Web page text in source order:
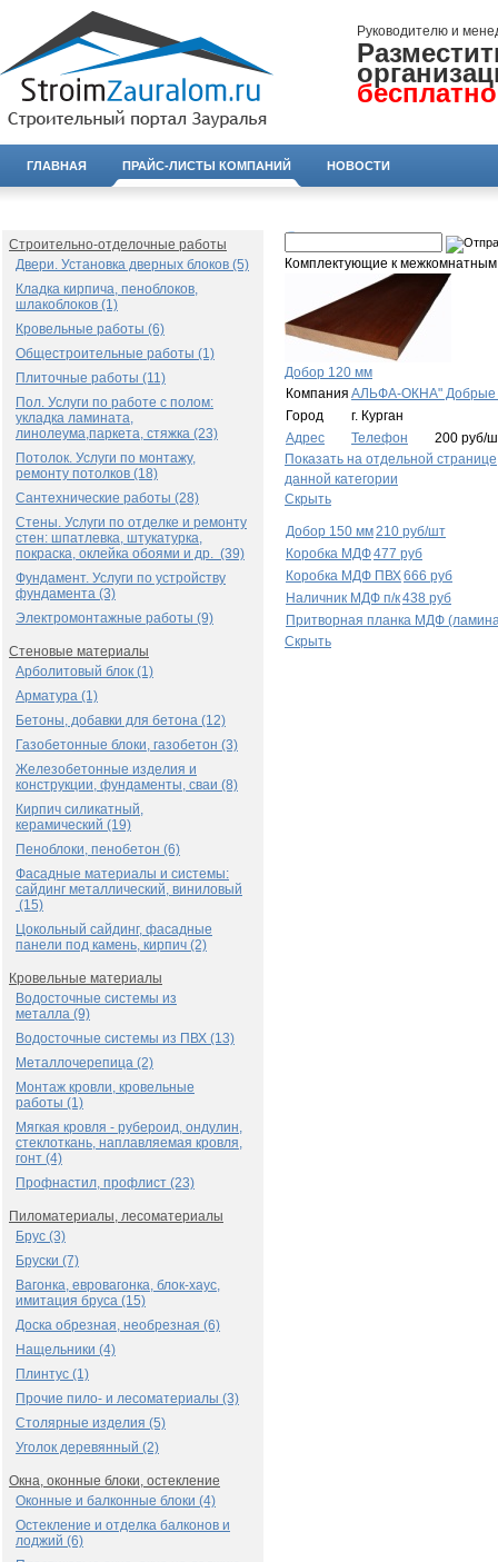
Руководителю и
бесплатно
ГЛАВНАЯ ПРАЙС-ЛИСТЫ КОМПАНИЙ НОВОСТИ
Строительно-отделочные работы
Двери. Установка дверных блоков (5)
Кладка кирпича, пеноблоков,
шлакоблоков (1)
Кровельные работы (6)
Общестроительные работы (1)
Плиточные работы (11)
Пол. Услуги по работе с полом:
укладка ламината,
линолеума,паркета, стяжка (23)
Потолок. Услуги по монтажу,
ремонту потолков (18)
Сантехнические работы (28)
Стены. Услуги по отделке и ремонту
стен: шпатлевка, штукатурка,
покраска, оклейка обоями и др. (39)
Фундамент. Услуги по устройству
фундамента (3)
Электромонтажные работы (9)
Стеновые материалы
Арболитовый блок (1)
Арматура (1)
Бетоны, добавки для бетона (12)
Газобетонные блоки, газобетон (3)
Железобетонные изделия и
конструкции, фундаменты, сваи (8)
Кирпич силикатный,
керамический (19)
Пеноблоки, пенобетон (6)
Фасадные материалы и системы:
сайдинг металлический, виниловый
(15)
Цокольный сайдинг, фасадные
панели под камень, кирпич (2)
Кровельные материалы
Водосточные системы из
металла (9)
Водосточные системы из ПВХ (13)
Металлочерепица (2)
Монтаж кровли, кровельные
работы (1)
Мягкая кровля - рубероид, ондулин,
стеклоткань, наплавляемая кровля,
гонт (4)
Профнастил, профлист (23)
Пиломатериалы, лесоматериалы
Брус (3)
Бруски (7)
Вагонка, евровагонка, блок-хаус,
имитация бруса (15)
Доска обрезная, необрезная (6)
Нащельники (4)
Плинтус (1)
Прочие пило- и лесоматериалы (3)
Столярные изделия (5)
Уголок деревянный (2)
Окна, оконные блоки, остекление
Оконные и балконные блоки (4)
Остекление и отделка балконов и
лоджий (6)
Комплектующие к
Добор 120 мм
Компания АЛЬФА-ОКНА" Добрые
Город
г. Курган
Адрес
Телефон
200 руб/
Показать на отдельной странице
данной категории
Скрыть
Добор 150 мм210 руб/шт
Коробка МДФ477 руб
Коробка МДФ ПВХ666 руб
Наличник МДФ п/к438 руб
Притворная планка МДФ
Скрыть